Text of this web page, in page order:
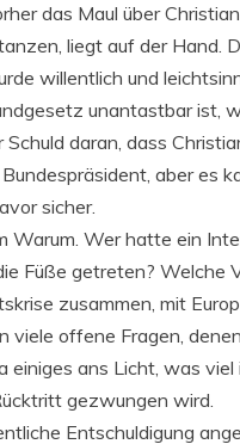
das Maul über
liegt auf der Hand.
willentlich und
unantastbar ist,
daran, dass
aber es
sicher.
Warum. Wer hatte ein
Füße getreten? Welche
zusammen, mit
viele offene Fragen,
einiges ans Licht, was
gezwungen wird.
Entschuldigung